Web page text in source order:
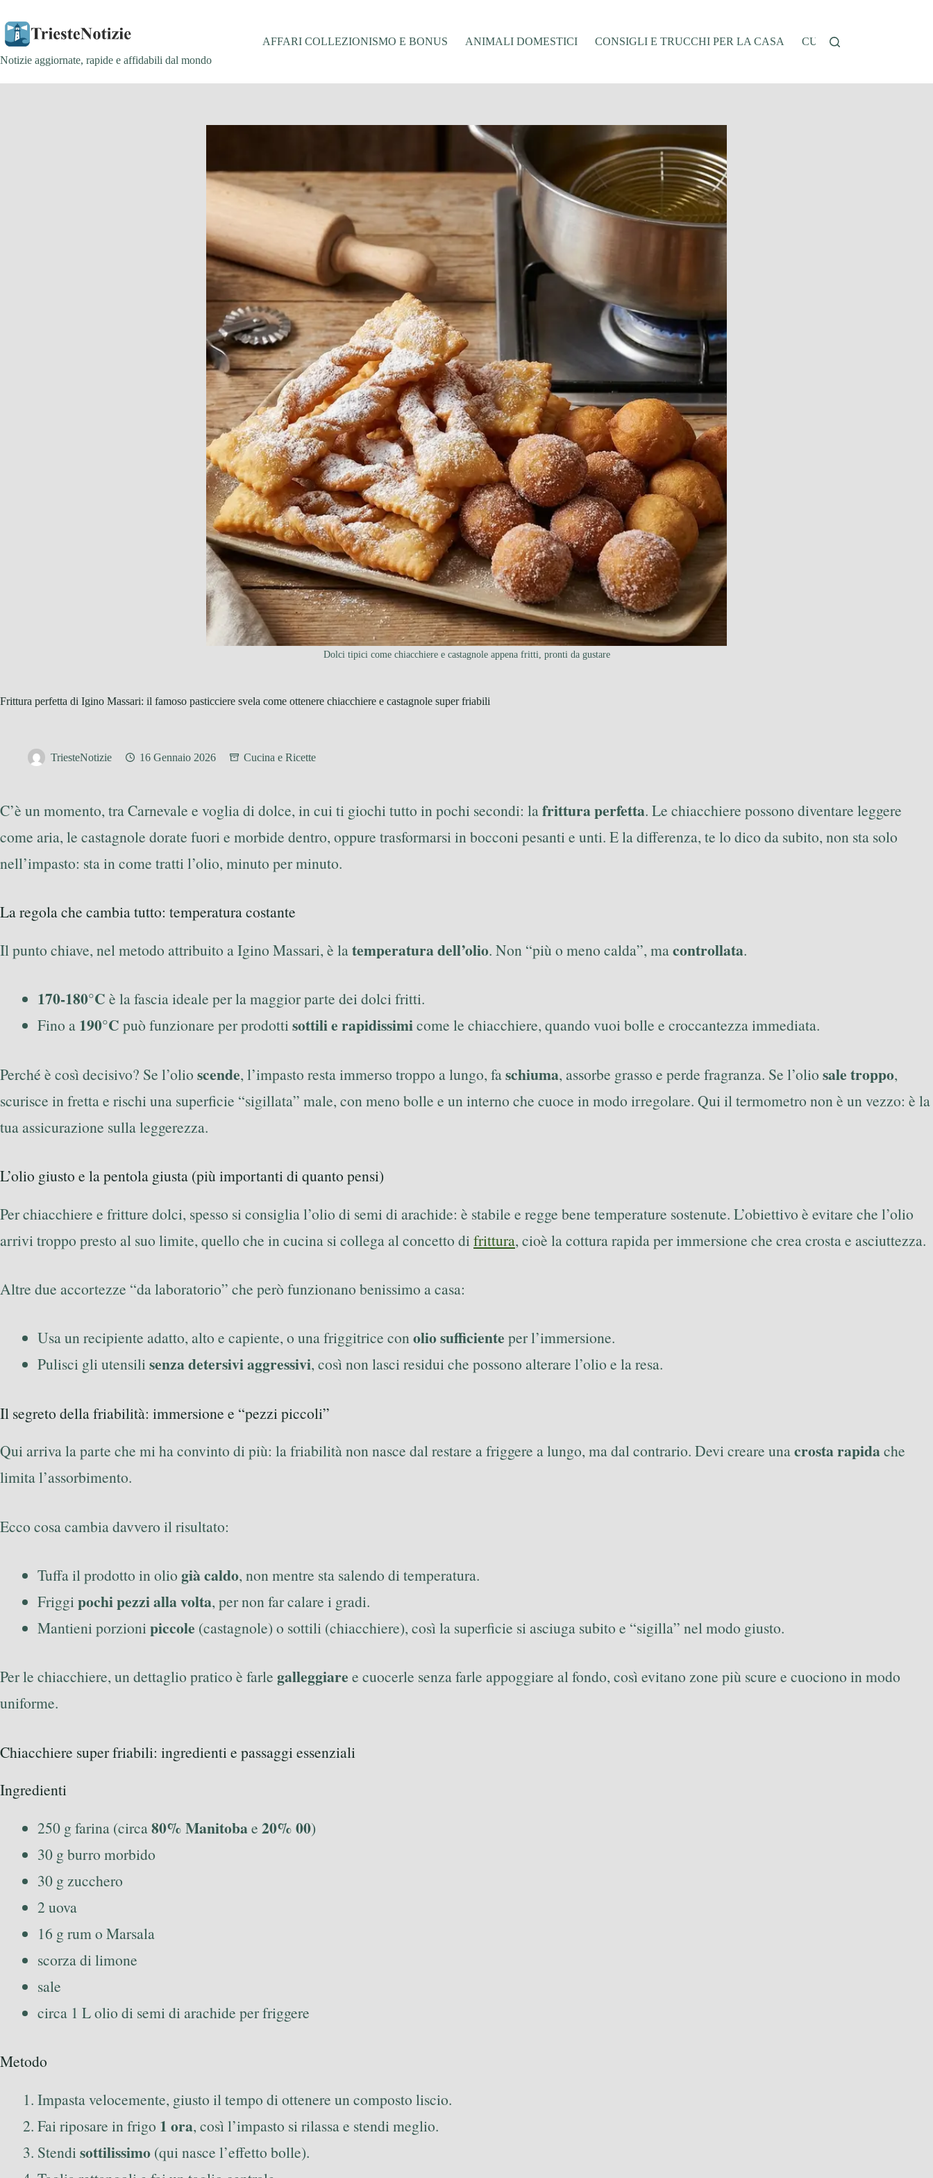
contenuto
Notizie aggiornate, rapide e affidabili dal mondo
AFFARI COLLEZIONISMO E BONUS ANIMALI DOMESTICI CONSIGLI E TRUCCHI PER LA CASA CUCINA E RICETTE
Dolci tipici come chiacchiere e castagnole appena fritti, pronti da gustare
Frittura perfetta di Igino Massari: il famoso pasticciere svela come ottenere chiacchiere e castagnole super friabili
TriesteNotizie 16 Gennaio 2026 Cucina e Ricette
C’è un momento, tra Carnevale e voglia di dolce, in cui ti giochi tutto in pochi secondi: lafrittura perfetta. Le chiacchiere possono diventare leggere
come aria, le castagnole dorate fuori e morbide dentro, oppure trasformarsi in bocconi pesanti e unti. E la differenza, te lo dico da subito, non sta solo
nell’impasto: sta in come tratti l’olio, minuto per minuto.
La regola che cambia tutto: temperatura costante
Il punto chiave, nel metodo attribuito a Igino Massari, è latemperatura dell’olio. Non “più o meno calda”, macontrollata.
170-180°C è la fascia ideale per la maggior parte dei dolci fritti.
Fino a 190°C può funzionare per prodottisottili e rapidissimicome le chiacchiere, quando vuoi bolle e croccantezza immediata.
Perché è così decisivo? Se l’olio scende, l’impasto resta immerso troppo a lungo, faschiuma, assorbe grasso e perde fragranza. Se l’olio sale troppo,
scurisce in fretta e rischi una superficie “sigillata” male, con meno bolle e un interno che cuoce in modo irregolare. Qui il termometro non è un vezzo: è la
tua assicurazione sulla leggerezza.
L’olio giusto e la pentola giusta (più importanti di quanto pensi)
Per chiacchiere e fritture dolci, spesso si consiglia l’olio di semi di arachide: è stabile e regge bene temperature sostenute. L’obiettivo è evitare che l’olio
arrivi troppo presto al suo limite, quello che in cucina si collega al concetto di frittura, cioè la cottura rapida per immersione che crea crosta e asciuttezza.
Altre due accortezze “da laboratorio” che però funzionano benissimo a casa:
Usa un recipiente adatto, alto e capiente, o una friggitrice conolio sufficiente per l’immersione.
Pulisci gli utensilisenza detersivi aggressivi, così non lasci residui che possono alterare l’olio e la resa.
Il segreto della friabilità: immersione e “pezzi piccoli”
Qui arriva la parte che mi ha convinto di più: la friabilità non nasce dal restare a friggere a lungo, ma dal contrario. Devi creare unacrosta rapidache
limita l’assorbimento.
Ecco cosa cambia davvero il risultato:
Tuffa il prodotto in olio già caldo, non mentre sta salendo di temperatura.
Friggipochi pezzi alla volta, per non far calare i gradi.
Mantieni porzionipiccole (castagnole) o sottili (chiacchiere), così la superficie si asciuga subito e “sigilla” nel modo giusto.
Per le chiacchiere, un dettaglio pratico è farle galleggiare e cuocerle senza farle appoggiare al fondo, così evitano zone più scure e cuociono in modo
uniforme.
Chiacchiere super friabili: ingredienti e passaggi essenziali
Ingredienti
250 g farina (circa80% Manitobae 20% 00)
30 g burro morbido
30 g zucchero
2 uova
16 g rum o Marsala
scorza di limone
sale
circa 1 L olio di semi di arachide per friggere
Metodo
Impasta velocemente, giusto il tempo di ottenere un composto liscio.
Fai riposare in frigo 1 ora, così l’impasto si rilassa e stendi meglio.
Stendi sottilissimo (qui nasce l’effetto bolle).